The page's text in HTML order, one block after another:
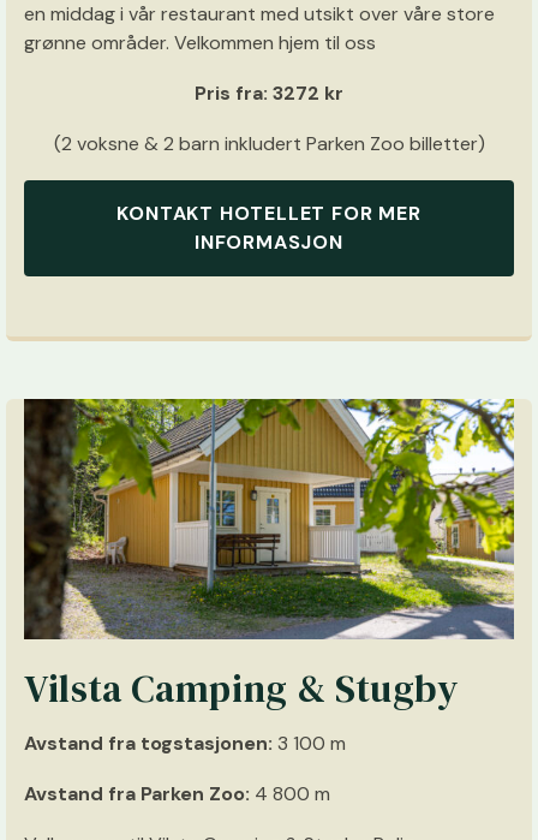
en middag i vår restaurant med utsikt over våre store
grønne områder. Velkommen hjem til oss
Pris fra: 3272 kr
(2 voksne & 2 barn inkludert Parken Zoo billetter)
KONTAKT HOTELLET FOR MER
INFORMASJON
Vilsta Camping & Stugby
Avstand fra togstasjonen: 3 100 m
Avstand fra Parken Zoo: 4 800 m